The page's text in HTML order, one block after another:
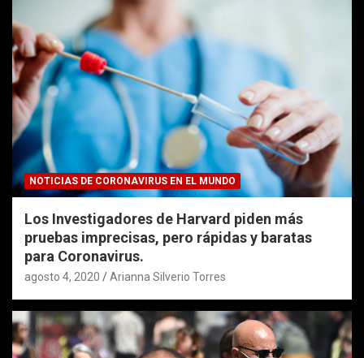
NOTICIAS DE CORONAVIRUS EN EL MUNDO
Los Investigadores de Harvard piden más
pruebas imprecisas, pero rápidas y baratas
para Coronavirus.
agosto 4, 2020 Arianna Silverio Torres